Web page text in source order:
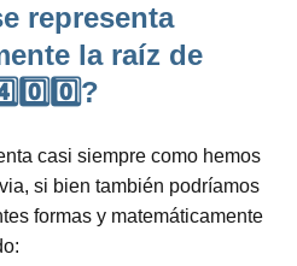
representa
la raíz de
casi siempre como hemos
si bien también podríamos
formas y matemáticamente